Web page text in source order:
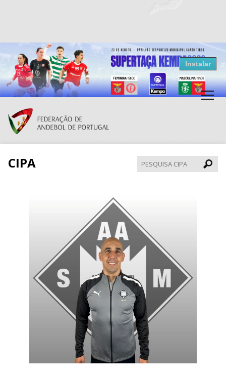
Resultados Andebol
Federação de Andebol de Portugal
Grátis - Disponivel na Play Store
Instalar
CIPA
CIPA